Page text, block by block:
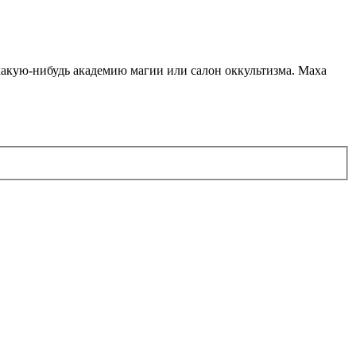
нибудь академию магии или салон оккультизма. Маха